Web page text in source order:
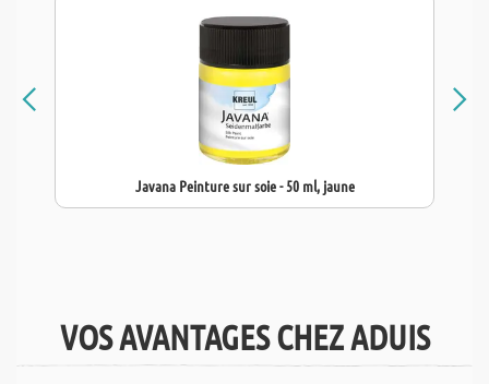
Javana Peinture sur soie - 50 ml, jaune
VOS AVANTAGES CHEZ ADUIS